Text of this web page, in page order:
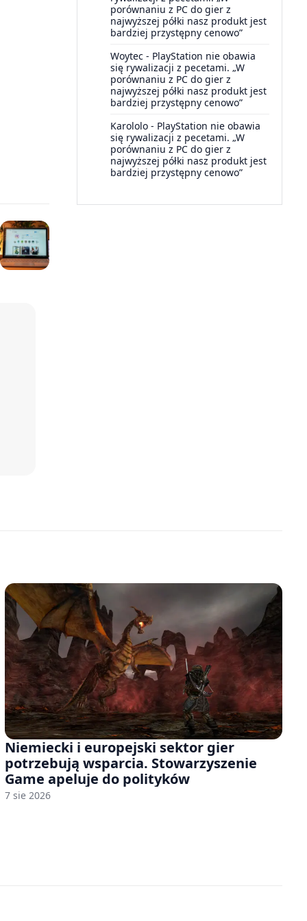
porównaniu z PC do gier z
najwyższej półki nasz produkt jest
bardziej przystępny cenowo”
Woytec - PlayStation nie obawia
się rywalizacji z pecetami. „W
porównaniu z PC do gier z
najwyższej półki nasz produkt jest
bardziej przystępny cenowo”
Karololo - PlayStation nie obawia
się rywalizacji z pecetami. „W
porównaniu z PC do gier z
najwyższej półki nasz produkt jest
bardziej przystępny cenowo”
Niemiecki i europejski sektor gier
potrzebują wsparcia. Stowarzyszenie
Game apeluje do polityków
7 sie 2026